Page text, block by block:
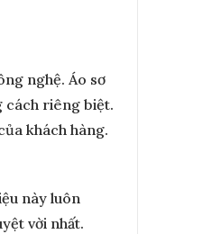
nghệ. Áo sơ
cách riêng biệt.
khách hàng.
này luôn
vời nhất.